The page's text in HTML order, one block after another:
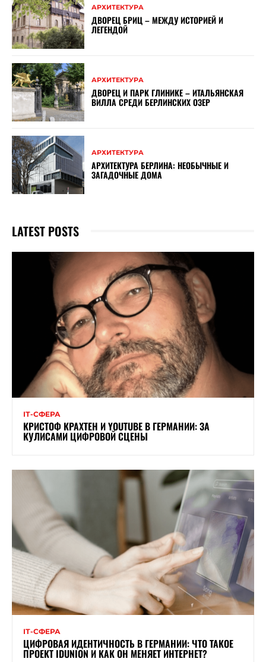
АРХИТЕКТУРА
ДВОРЕЦ БРИЦ – МЕЖДУ ИСТОРИЕЙ И
ЛЕГЕНДОЙ
АРХИТЕКТУРА
ДВОРЕЦ И ПАРК ГЛИНИКЕ – ИТАЛЬЯНСКАЯ
ВИЛЛА СРЕДИ БЕРЛИНСКИХ ОЗЕР
АРХИТЕКТУРА
АРХИТЕКТУРА БЕРЛИНА: НЕОБЫЧНЫЕ И
ЗАГАДОЧНЫЕ ДОМА
LATEST POSTS
ІТ-СФЕРА
КРИСТОФ КРАХТЕН И YOUTUBE В ГЕРМАНИИ: ЗА
КУЛИСАМИ ЦИФРОВОЙ СЦЕНЫ
ІТ-СФЕРА
ЦИФРОВАЯ ИДЕНТИЧНОСТЬ В ГЕРМАНИИ: ЧТО ТАКОЕ
ПРОЕКТ IDUNION И КАК ОН МЕНЯЕТ ИНТЕРНЕТ?